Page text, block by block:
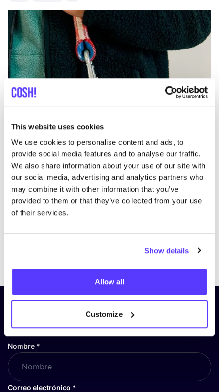
This website uses cookies
We use cookies to personalise content and ads, to
provide social media features and to analyse our traffic.
We also share information about your use of our site with
our social media, advertising and analytics partners who
may combine it with other information that you’ve
provided to them or that they’ve collected from your use
of their services.
Show details
Allow all
Customize
PreviousNext
¡Suscríbete a nuestro boletín
y mantente informado!
Nombre *
Correo electrónico *